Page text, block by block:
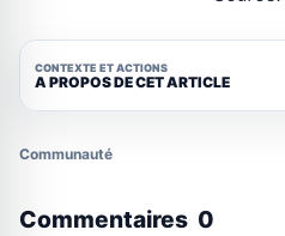
CONTEXTE ET ACTIONS
A PROPOS DE CET ARTICLE
Communauté
Commentaires 0